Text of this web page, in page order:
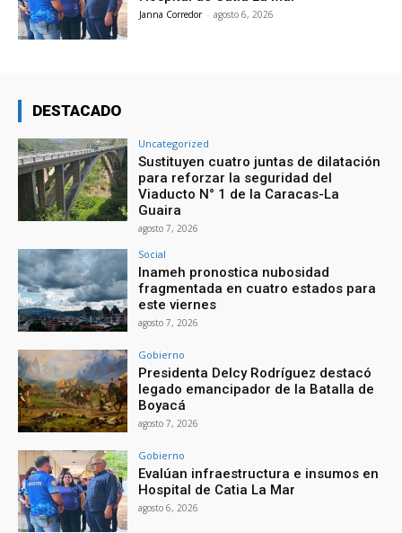
Janna Corredor - agosto 6, 2026
DESTACADO
Uncategorized
Sustituyen cuatro juntas de dilatación
para reforzar la seguridad del
Viaducto N° 1 de la Caracas-La
Guaira
agosto 7, 2026
Social
Inameh pronostica nubosidad
fragmentada en cuatro estados para
este viernes
agosto 7, 2026
Gobierno
Presidenta Delcy Rodríguez destacó
legado emancipador de la Batalla de
Boyacá
agosto 7, 2026
Gobierno
Evalúan infraestructura e insumos en
Hospital de Catia La Mar
agosto 6, 2026